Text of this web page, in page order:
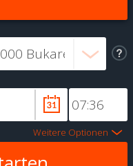
Weitere Optionen